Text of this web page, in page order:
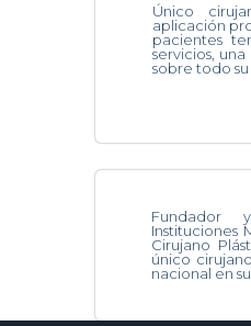
Único
aplicación
pacientes
servicios,
sobre todo
Fundador
Instituciones
Cirujano
único
nacional en